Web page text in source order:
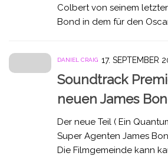
Colbert von seinem
Bond in dem für den
DANIEL CRAIG 17. SEPTEMBER
Soundtrack
neuen James
Der neue Teil ( Ein
Super Agenten James
Die Filmgemeinde kann